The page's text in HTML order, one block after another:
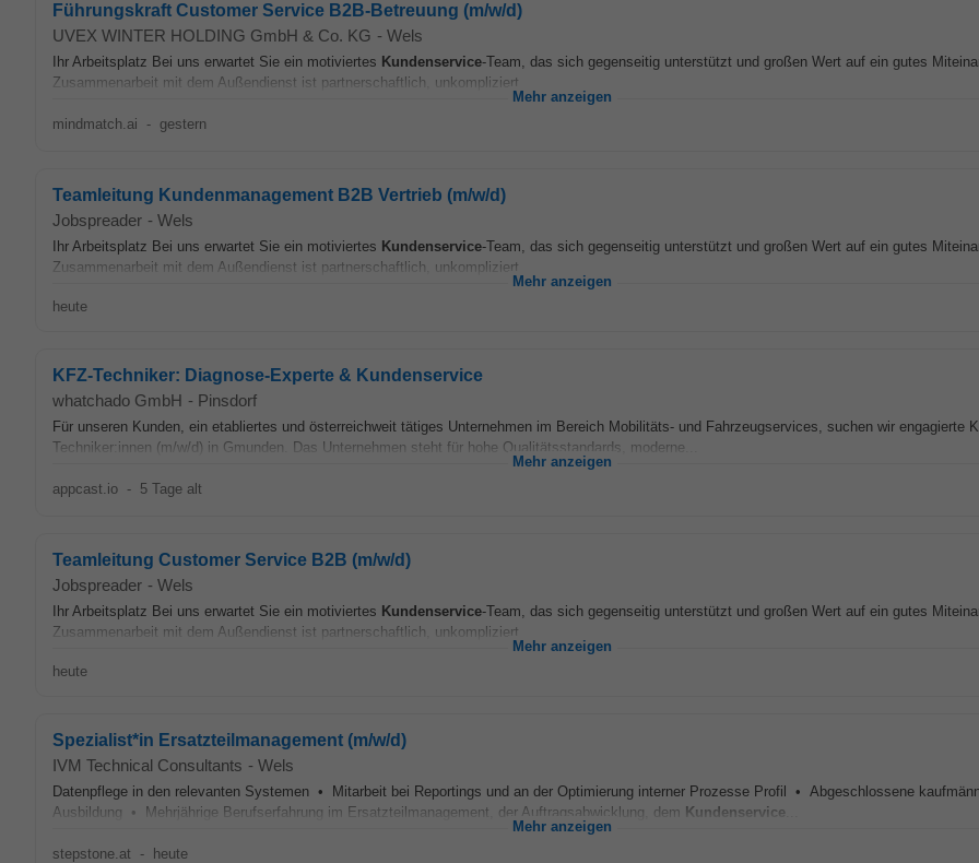
Führungskraft Customer Service B2B-Betreuung (m/w/d)
UVEX WINTER HOLDING GmbH & Co. KG - Wels
Ihr Arbeitsplatz Bei uns erwartet Sie ein motiviertes Kundenservice-Team, das sich gegenseitig unterstützt und großen Wert auf ein gutes
Zusammenarbeit mit dem Außendienst ist partnerschaftlich, unkompliziert...
Mehr anzeigen
mindmatch.ai - gestern
Teamleitung Kundenmanagement B2B Vertrieb (m/w/d)
Jobspreader - Wels
Ihr Arbeitsplatz Bei uns erwartet Sie ein motiviertes Kundenservice-Team, das sich gegenseitig unterstützt und großen Wert auf ein gutes
Zusammenarbeit mit dem Außendienst ist partnerschaftlich, unkompliziert...
Mehr anzeigen
heute
KFZ-Techniker: Diagnose-Experte & Kundenservice
whatchado GmbH - Pinsdorf
Für unseren Kunden, ein etabliertes und österreichweit tätiges Unternehmen im Bereich Mobilitäts- und Fahrzeugservices, suchen wir engagierte
Techniker:innen (m/w/d) in Gmunden. Das Unternehmen steht für hohe Qualitätsstandards, moderne...
Mehr anzeigen
appcast.io - 5 Tage alt
Teamleitung Customer Service B2B (m/w/d)
Jobspreader - Wels
Ihr Arbeitsplatz Bei uns erwartet Sie ein motiviertes Kundenservice-Team, das sich gegenseitig unterstützt und großen Wert auf ein gutes
Zusammenarbeit mit dem Außendienst ist partnerschaftlich, unkompliziert...
Mehr anzeigen
heute
Spezialist*in Ersatzteilmanagement (m/w/d)
IVM Technical Consultants - Wels
Datenpflege in den relevanten Systemen • Mitarbeit bei Reportings und an der Optimierung interner Prozesse Profil • Abgeschlossene
Ausbildung • Mehrjährige Berufserfahrung im Ersatzteilmanagement, der Auftragsabwicklung, dem Kundenservice
Mehr anzeigen
stepstone.at - heute